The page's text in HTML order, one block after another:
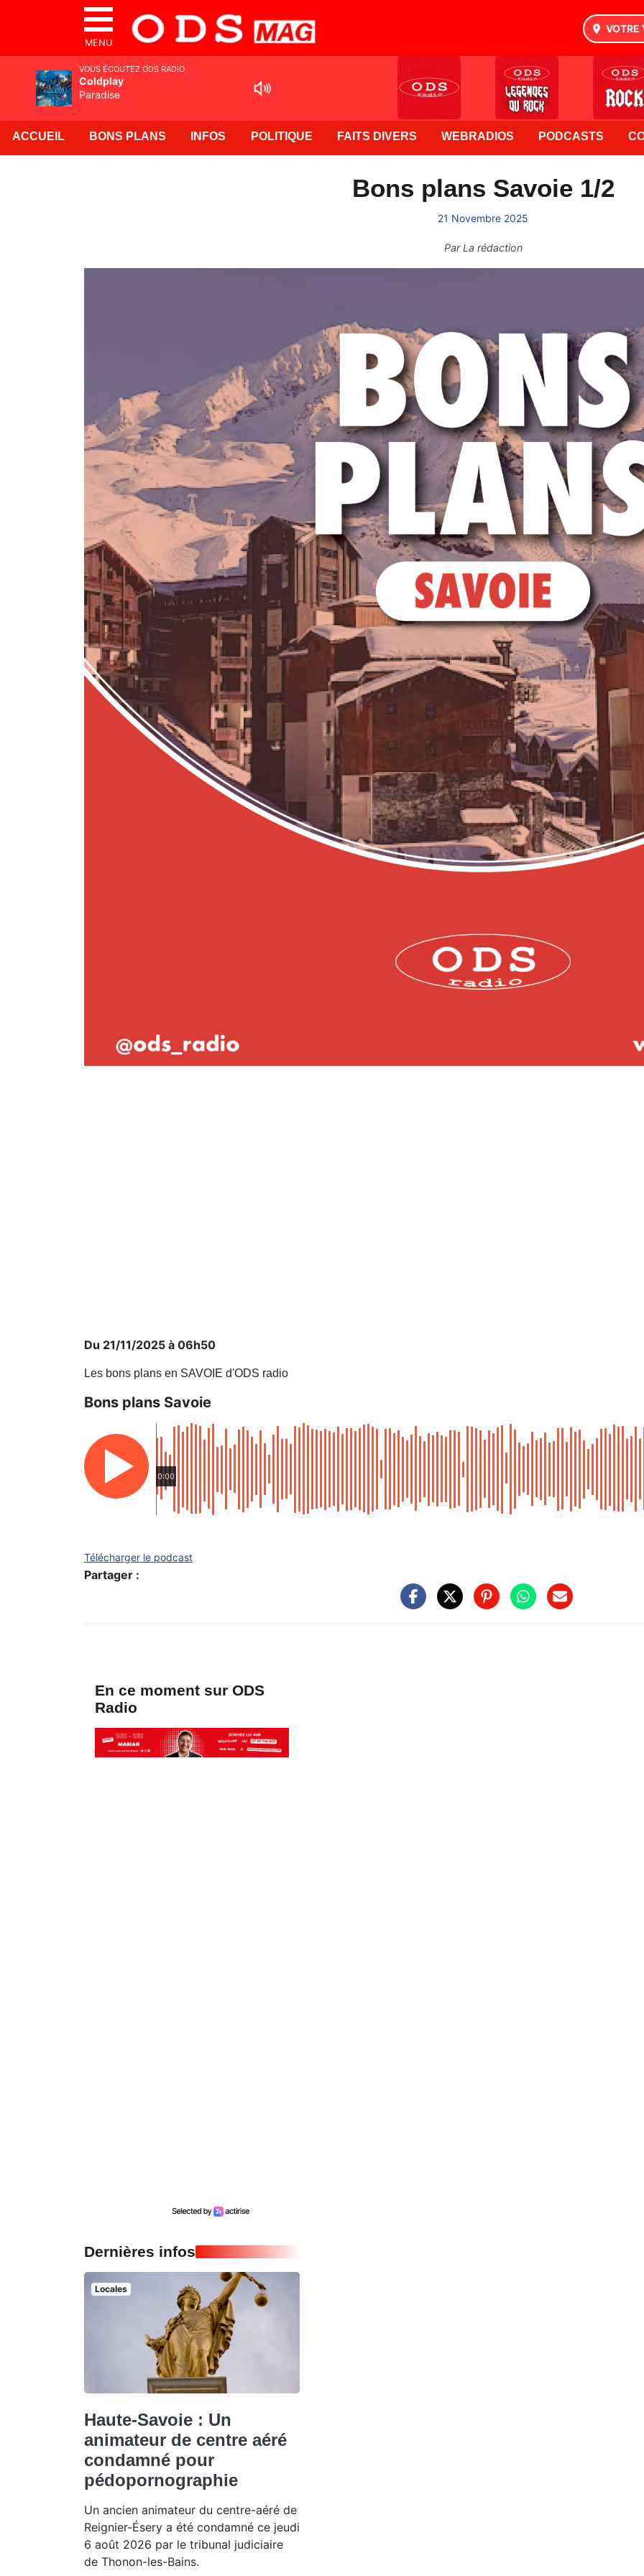
MENU
VOTRE
ACCUEIL BONS PLANS INFOS POLITIQUE FAITS DIVERS WEBRADIOS PODCASTS
Bons plans Savoie 1/2
21 Novembre 2025
ParLa rédaction
Du 21/11/2025 à 06h50
Les bons plans en SAVOIE d'ODS radio
Bons plans Savoie
0:00
Télécharger le podcast
Partager :
En ce moment sur ODS
Radio
Dernières infos
Locales
Haute-Savoie : Un
animateur de centre aéré
condamné pour
pédopornographie
Un ancien animateur du centre-aéré de
Reignier-Ésery a été condamné ce jeudi
6 août 2026 par le tribunal judiciaire
de Thonon-les-Bains.
VOUS ÉCOUTEZ ODS RADIO
Coldplay
Paradise